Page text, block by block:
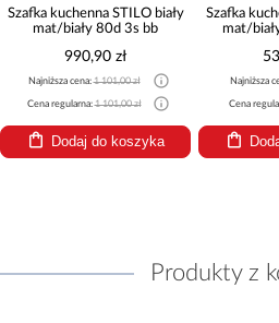
Szafka kuchenna STILO biały
mat/biały 80d 3s bb
990,90 zł
Najniższa cena:1 101,00 zł
Cena regularna:1 101,00 zł
Dodaj do koszyka
Szafka
mat/
Najniższa
Cena
Produkty z